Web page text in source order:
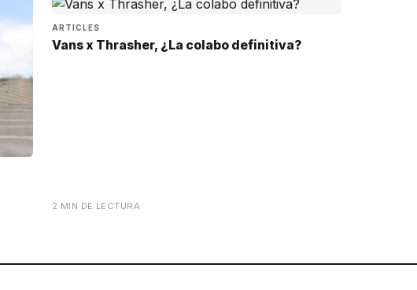
ARTICLES
Vans x Thrasher, ¿La colabo definitiva?
2 MIN DE LECTURA